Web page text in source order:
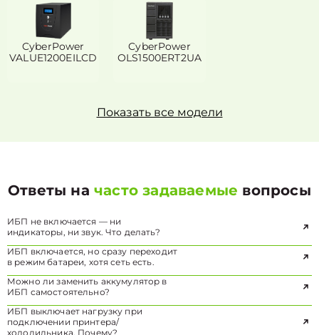
CyberPower
VALUE1200EILCD
CyberPower
OLS1500ERT2UA
Показать все модели
Ответы начасто задаваемые вопросы
ИБП не включается — ни
индикаторы, ни звук. Что делать?
ИБП включается, но сразу переходит
в режим батареи, хотя сеть есть.
Можно ли заменить аккумулятор в
ИБП самостоятельно?
ИБП выключает нагрузку при
подключении принтера/
холодильника. Почему?